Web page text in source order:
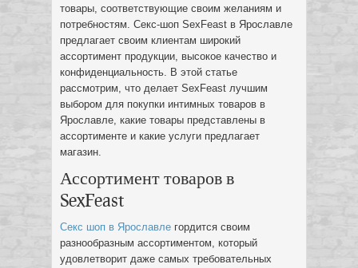
товары, соответствующие своим желаниям и
потребностям. Секс-шоп SexFeast в Ярославле
предлагает своим клиентам широкий
ассортимент продукции, высокое качество и
конфиденциальность. В этой статье
рассмотрим, что делает SexFeast лучшим
выбором для покупки интимных товаров в
Ярославле, какие товары представлены в
ассортименте и какие услуги предлагает
магазин.
Ассортимент товаров в
SexFeast
Секс шоп в Ярославле гордится своим
разнообразным ассортиментом, который
удовлетворит даже самых требовательных